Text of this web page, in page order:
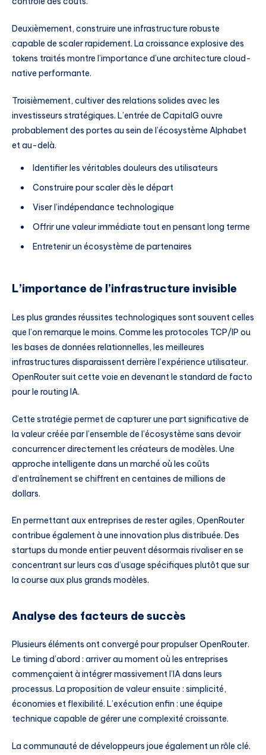
Deuxièmement, construire une infrastructure robuste
capable de scaler rapidement. La croissance explosive des
tokens traités montre l’importance d’une architecture cloud-
native performante.
Troisièmement, cultiver des relations solides avec les
investisseurs stratégiques. L’entrée de CapitalG ouvre
probablement des portes au sein de l’écosystème Alphabet
et au-delà.
Identifier les véritables douleurs des utilisateurs
Construire pour scaler dès le départ
Viser l’indépendance technologique
Offrir une valeur immédiate tout en pensant long terme
Entretenir un écosystème de partenaires
L’importance de l’infrastructure invisible
Les plus grandes réussites technologiques sont souvent celles
que l’on remarque le moins. Comme les protocoles TCP/IP ou
les bases de données relationnelles, les meilleures
infrastructures disparaissent derrière l’expérience utilisateur.
OpenRouter suit cette voie en devenant le standard de facto
pour le routing IA.
Cette stratégie permet de capturer une part significative de
la valeur créée par l’ensemble de l’écosystème sans devoir
concurrencer directement les créateurs de modèles. Une
approche intelligente dans un marché où les coûts
d’entraînement se chiffrent en centaines de millions de
dollars.
En permettant aux entreprises de rester agiles, OpenRouter
contribue également à une innovation plus distribuée. Des
startups du monde entier peuvent désormais rivaliser en se
concentrant sur leurs cas d’usage spécifiques plutôt que sur
la course aux plus grands modèles.
Analyse des facteurs de succès
Plusieurs éléments ont convergé pour propulser OpenRouter.
Le timing d’abord : arriver au moment où les entreprises
commençaient à intégrer massivement l’IA dans leurs
processus. La proposition de valeur ensuite : simplicité,
économies et flexibilité. L’exécution enfin : une équipe
technique capable de gérer une complexité croissante.
La communauté de développeurs joue également un rôle clé.